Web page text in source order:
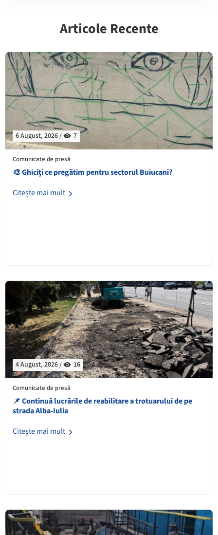
Articole Recente
6 August, 2026 / 7
Comunicate de presă
🎨 Ghiciți ce pregătim pentru sectorul Buiucani?
Citește mai mult
4 August, 2026 / 16
Comunicate de presă
📌 Continuă lucrările de reabilitare a trotuarului de pe
strada Alba-Iulia
Citește mai mult